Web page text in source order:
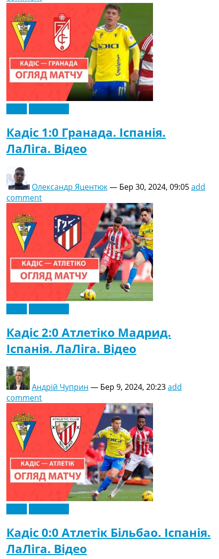
Кадіс 1:0 Гранада. Іспанія.
ЛаЛіга. Відео
Олександр Яцентюк— Бер 30, 2024, 09:05add
comment
Кадіс 2:0 Атлетіко Мадрид.
Іспанія. ЛаЛіга. Відео
Андрій Чуприн — Бер 9, 2024, 20:23add
comment
Кадіс 0:0 Атлетік Більбао. Іспанія.
ЛаЛіга. Відео